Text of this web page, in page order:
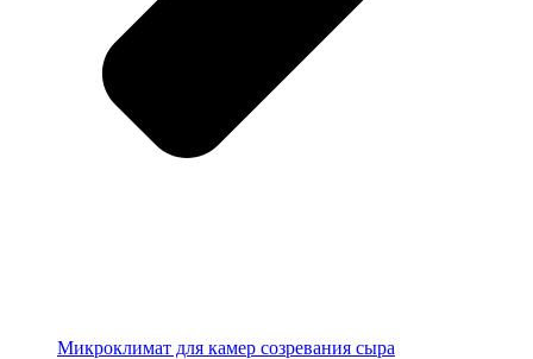
Микроклимат для камер созревания сыра